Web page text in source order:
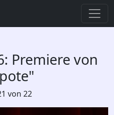
Premiere von
von 22